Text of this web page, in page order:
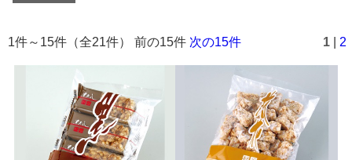
1件～15件（全21件） 前の15件 次の15件 1 2